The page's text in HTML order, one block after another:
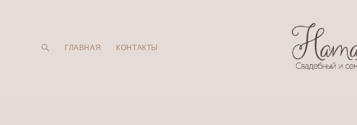
ГЛАВНАЯ КОНТАКТЫ
ГЛАВНАЯ КОНТАКТЫ